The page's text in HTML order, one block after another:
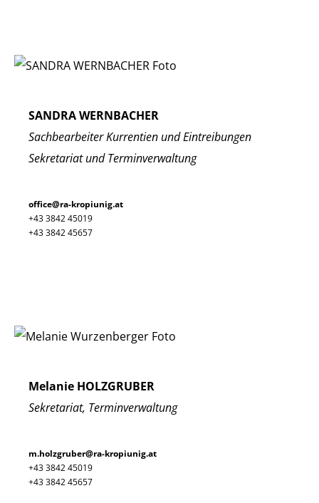
SANDRA WERNBACHER
Sachbearbeiter Kurrentien und Eintreibungen
Sekretariat und Terminverwaltung
office@ra-kropiunig.at
+43 3842 45019
+43 3842 45657
Melanie HOLZGRUBER
Sekretariat, Terminverwaltung
m.holzgruber@ra-kropiunig.at
+43 3842 45019
+43 3842 45657